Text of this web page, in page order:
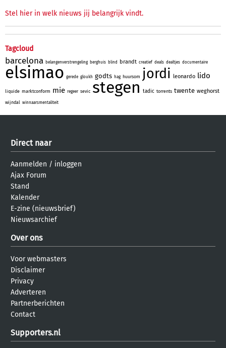
Stel hier in welk nieuws jij belangrijk vindt.
Tagcloud
barcelona belangenverstrengeling berghuis blind brandt creatief deals dealtjes documentaire
elsimao gerede gloukh godts hag huursom jordi leonardo lido
liquide marktconform mie regeer sevic stegen tadic torrents twente weghorst
wijndal winnaarsmentaliteit
Direct naar
Aanmelden / inloggen
Ajax Forum
Stand
Kalender
E-zine (nieuwsbrief)
Nieuwsarchief
Over ons
Voor webmasters
Disclaimer
Privacy
Adverteren
Partnerberichten
Contact
Supporters.nl